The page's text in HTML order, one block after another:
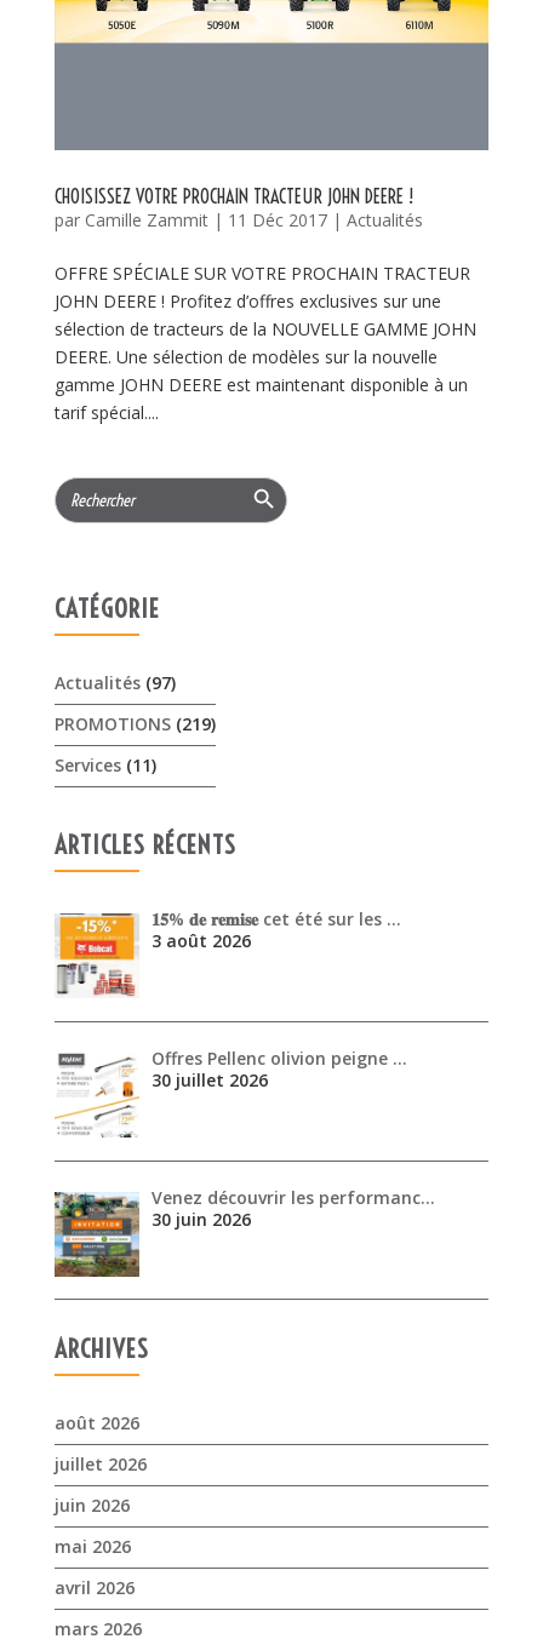
CHOISISSEZ VOTRE PROCHAIN TRACTEUR JOHN DEERE !
par Camille Zammit| 11 Déc 2017| Actualités
OFFRE SPÉCIALE SUR VOTRE PROCHAIN TRACTEUR
JOHN DEERE ! Profitez d’offres exclusives sur une
sélection de tracteurs de la NOUVELLE GAMME JOHN
DEERE. Une sélection de modèles sur la nouvelle
gamme JOHN DEERE est maintenant disponible à un
tarif spécial....
Search
for:
Search Button
CATÉGORIE
Actualités(97)
PROMOTIONS(219)
Services(11)
ARTICLES RÉCENTS
𝟏𝟓% 𝐝𝐞 𝐫𝐞𝐦𝐢𝐬𝐞 cet été sur les …
3 août 2026
Offres Pellenc olivion peigne …
30 juillet 2026
Venez découvrir les performanc…
30 juin 2026
ARCHIVES
août 2026
juillet 2026
juin 2026
mai 2026
avril 2026
mars 2026